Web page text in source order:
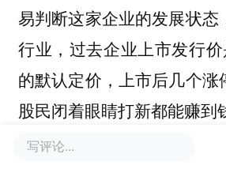
易判断这家企业的发展状态
行业，过去企业上市发行
的默认定价，上市后几个涨
股民闭着眼睛打新都能赚到
但到了科创板，一切规则都
写评论...